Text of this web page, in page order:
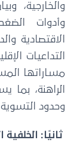
والخارجية،
وأدوات
الاقتصادية
التداعيات
مساراتها
الراهنة،
وحدود التسوية
ثانيًا: الخلفية